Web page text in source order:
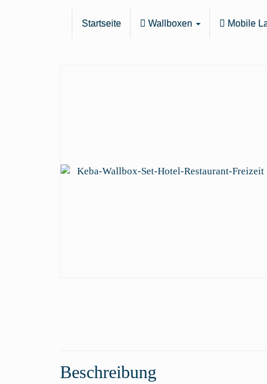
Startseite Wallboxen Mobile
Beschreibung